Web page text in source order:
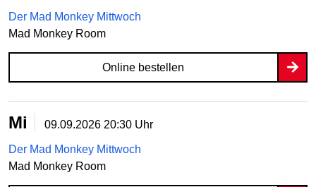
Der Mad Monkey Mittwoch
Mad Monkey Room
Online bestellen
Mi 09.09.2026 20:30 Uhr
Der Mad Monkey Mittwoch
Mad Monkey Room